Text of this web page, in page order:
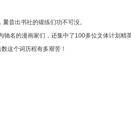
昔出书社的锻练们功不可没。
名的漫画家们，还集中了100多位文体计划精
这个词历程有多艰苦！